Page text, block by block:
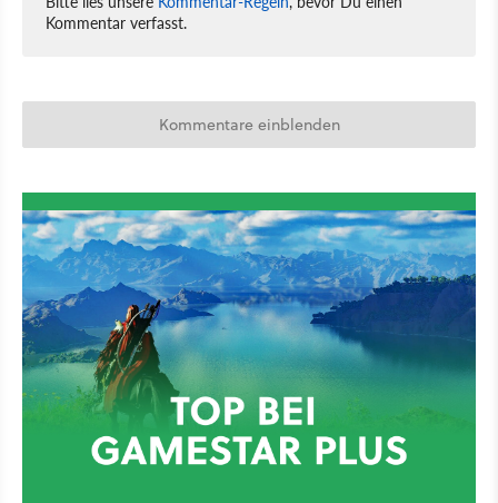
Kommentar verfasst.
Kommentare einblenden